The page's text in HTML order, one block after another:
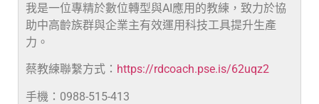
我是一位專精於數位轉型與AI應用的教練，致力於協
助中高齡族群與企業主有效運用科技工具提升生產
力。
蔡教練聯繫方式： https://rdcoach.pse.is/62uqz2
手機：0988-515-413